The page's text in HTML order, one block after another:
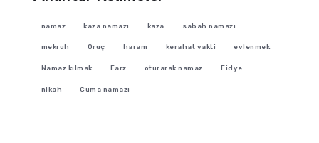
namaz kaza namazı kaza sabah namazı
mekruh Oruç haram kerahat vakti evlenmek
Namaz kılmak Farz oturarak namaz Fidye
nikah Cuma namazı